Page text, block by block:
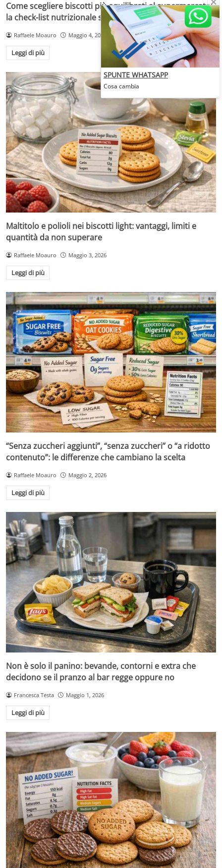
Come scegliere biscotti più equilibrati al supermercato:
la check-list nutrizionale scaffale per scaffale
Raffaele Moauro Maggio 4, 2026
Leggi di più
Maltitolo e polioli nei biscotti light: vantaggi, limiti e
quantità da non superare
Raffaele Moauro Maggio 3, 2026
Leggi di più
“Senza zuccheri aggiunti”, “senza zuccheri” o “a ridotto
contenuto”: le differenze che cambiano la scelta
Raffaele Moauro Maggio 2, 2026
Leggi di più
Non è solo il panino: bevande, contorni e extra che
decidono se il pranzo al bar regge oppure no
Francesca Testa Maggio 1, 2026
Leggi di più
SPUNTE WHATSAPP
Cosa cambia